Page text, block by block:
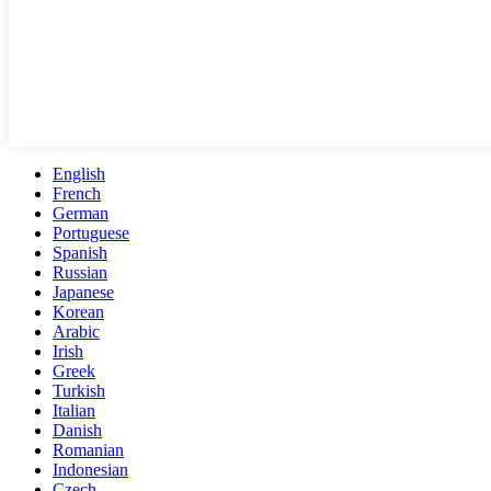
English
French
German
Portuguese
Spanish
Russian
Japanese
Korean
Arabic
Irish
Greek
Turkish
Italian
Danish
Romanian
Indonesian